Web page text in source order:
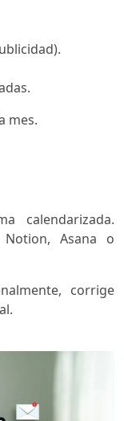
mes.
calendarizada.
Asana o
corrige